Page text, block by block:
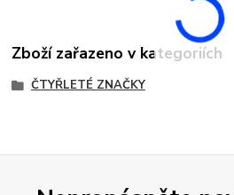
Zboží zařazeno v kategoriích
ČTYŘLETÉ ZNAČKY